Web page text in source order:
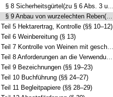
§ 8 Sicherheitsgürtel(zu § 6 Abs. 3 und Abs. 1 Nr. 11 PflSchG)
§ 9 Anbau von wurzelechten Reben(zu § 6 Abs. 3 und Abs. 1 Nr. 8 PflSchG)
Bereich erweitern
Teil 5 Hektarertrag, Kontrolle (§§ 10–12)
Bereich erweitern
Teil 6 Weinbereitung (§ 13)
Bereich erweitern
Teil 7 Kontrolle von Weinen mit geschützter geografischer Angabe und Erzeugnissen mit der Angabe einer oder mehrerer Rebsorten oder der Angabe des Erntejahres (§§ 14–17)
Bereich erweitern
Teil 8 Anforderungen an die Verwendung bestimmter Behältnisformen (§ 18)
Bereich erweitern
Teil 9 Bezeichnungen (§§ 19–23)
Bereich erweitern
Teil 10 Buchführung (§§ 24–27)
Bereich erweitern
Teil 11 Begleitpapiere (§§ 28–29)